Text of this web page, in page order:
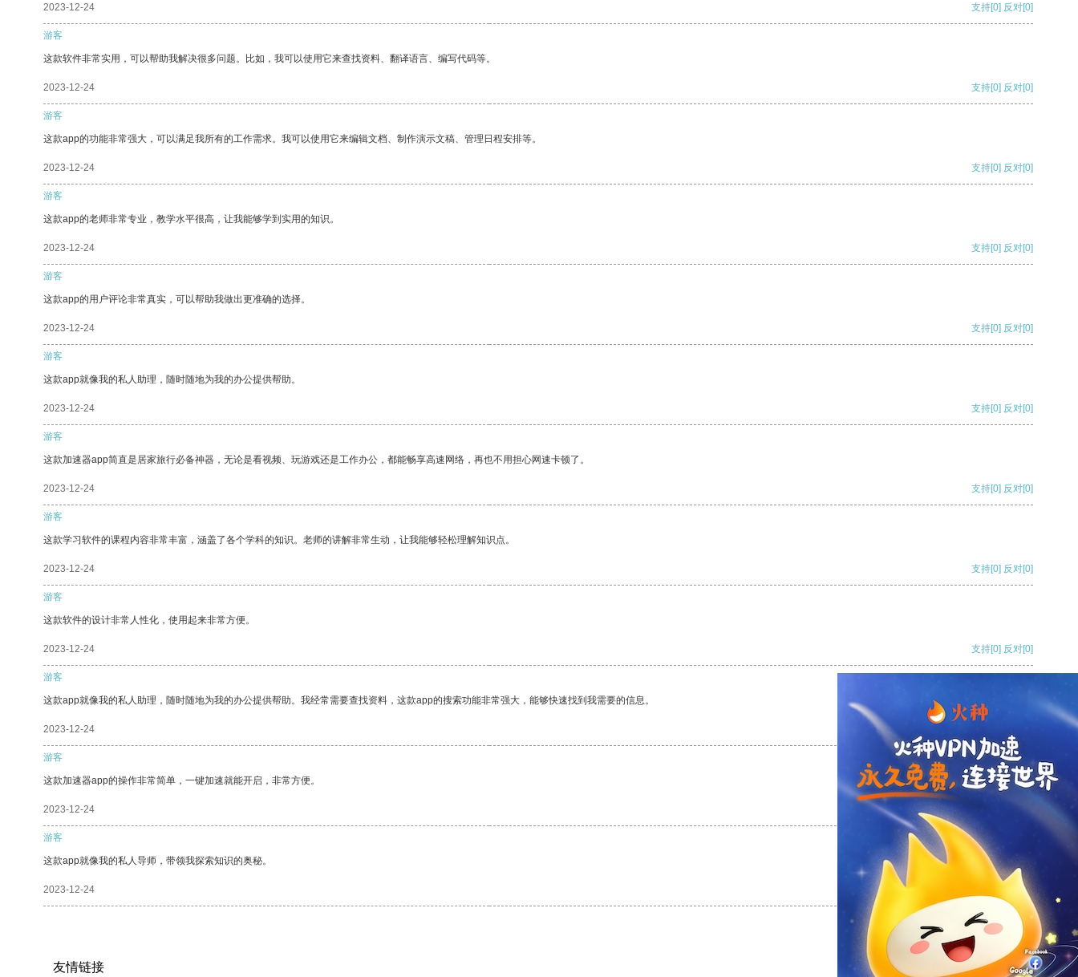
2023-12-24 支持[0] 反对[0]
游客
这款软件非常实用，可以帮助我解决很多问题。比如，我可以使用它来查找资料、翻译语言、编写代码等。
2023-12-24 支持[0] 反对[0]
游客
这款app的功能非常强大，可以满足我所有的工作需求。我可以使用它来编辑文档、制作演示文稿、管理日程安排等。
2023-12-24 支持[0] 反对[0]
游客
这款app的老师非常专业，教学水平很高，让我能够学到实用的知识。
2023-12-24 支持[0] 反对[0]
游客
这款app的用户评论非常真实，可以帮助我做出更准确的选择。
2023-12-24 支持[0] 反对[0]
游客
这款app就像我的私人助理，随时随地为我的办公提供帮助。
2023-12-24 支持[0] 反对[0]
游客
这款加速器app简直是居家旅行必备神器，无论是看视频、玩游戏还是工作办公，都能畅享高速网络，再也不用担心网速卡顿了。
2023-12-24 支持[0] 反对[0]
游客
这款学习软件的课程内容非常丰富，涵盖了各个学科的知识。老师的讲解非常生动，让我能够轻松理解知识点。
2023-12-24 支持[0] 反对[0]
游客
这款软件的设计非常人性化，使用起来非常方便。
2023-12-24 支持[0] 反对[0]
游客
这款app就像我的私人助理，随时随地为我的办公提供帮助。我经常需要查找资料，这款app的搜索功能非常强大，能够快速找到我需要的信息。
2023-12-24
游客
这款加速器app的操作非常简单，一键加速就能开启，非常方便。
2023-12-24 反对
游客
这款app就像我的私人导师，带领我探索知识的奥秘。
2023-12-24 反对[0]
友情链接